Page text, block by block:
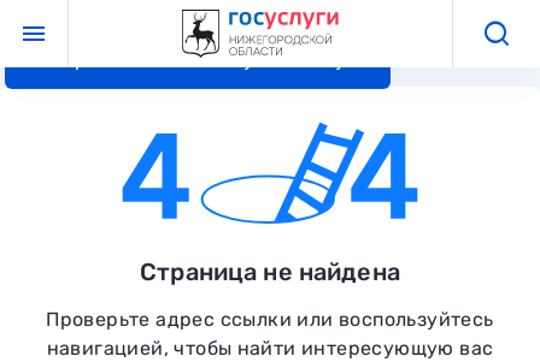
Перейти к основному контенту
Страница не найдена
Проверьте адрес ссылки или воспользуйтесь
навигацией, чтобы найти интересующую вас